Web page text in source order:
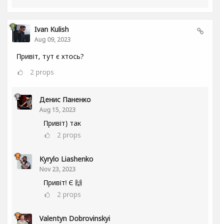
Ivan Kulish
Aug 09, 2023
Привіт, тут є хтось?
2 props
Денис Паненко
Aug 15, 2023
Привіт) так
2 props
Kyrylo Liashenko
Nov 23, 2023
Привіт! Є 🙌
2 props
Valentyn Dobrovinskyi